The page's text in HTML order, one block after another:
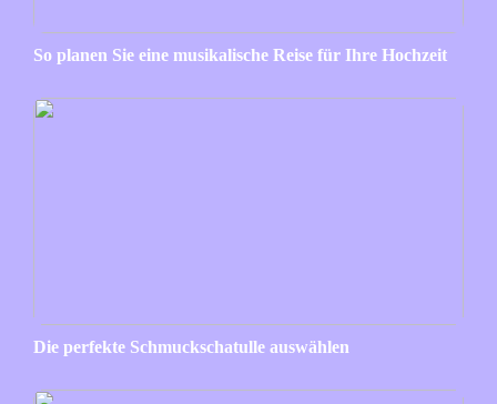
So planen Sie eine musikalische Reise für Ihre Hochzeit
Die perfekte Schmuckschatulle auswählen